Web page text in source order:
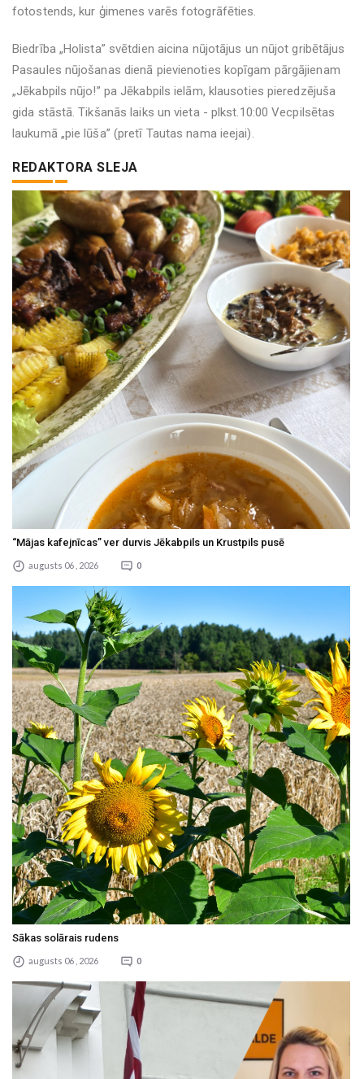
fotostends, kur ģimenes varēs fotogrāfēties.
Biedrība „Holista” svētdien aicina nūjotājus un nūjot gribētājus
Pasaules nūjošanas dienā pievienoties kopīgam pārgājienam
„Jēkabpils nūjo!” pa Jēkabpils ielām, klausoties pieredzējuša
gida stāstā. Tikšanās laiks un vieta - plkst.10:00 Vecpilsētas
laukumā „pie lūša” (pretī Tautas nama ieejai).
REDAKTORA SLEJA
“Mājas kafejnīcas” ver durvis Jēkabpils un Krustpils pusē
augusts 06 , 2026 0
Sākas solārais rudens
augusts 06 , 2026 0